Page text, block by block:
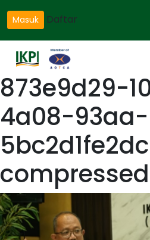
Masuk Daftar
873e9d29-
4a08-93aa-
compressed